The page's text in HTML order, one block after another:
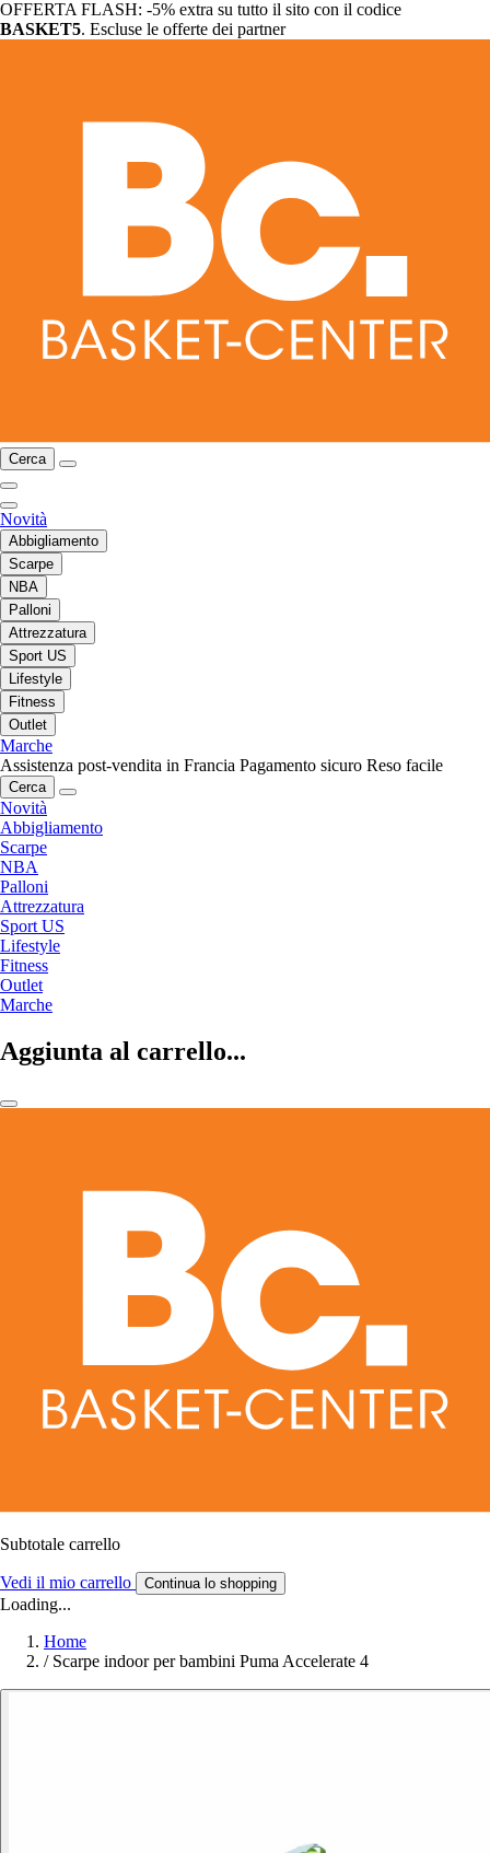
OFFERTA FLASH: -5% extra su tutto il sito con il codice
BASKET5. Escluse le offerte dei partner
Cerca
Novità
Abbigliamento
Scarpe
NBA
Palloni
Attrezzatura
Sport US
Lifestyle
Fitness
Outlet
Marche
Assistenza post-vendita in Francia Pagamento sicuro Reso facile
Cerca
Novità
Abbigliamento
Scarpe
NBA
Palloni
Attrezzatura
Sport US
Lifestyle
Fitness
Outlet
Marche
Aggiunta al carrello...
Subtotale carrello
Vedi il mio carrello Continua lo shopping
Loading...
Home
/ Scarpe indoor per bambini Puma Accelerate 4